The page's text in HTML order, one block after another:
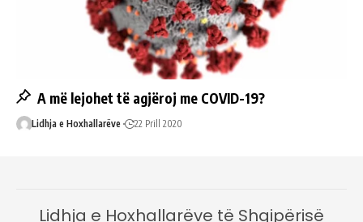
A më lejohet të agjëroj me COVID-19?
Lidhja e Hoxhallarëve 22 Prill 2020
Lidhja e Hoxhallarëve të Shqipërisë